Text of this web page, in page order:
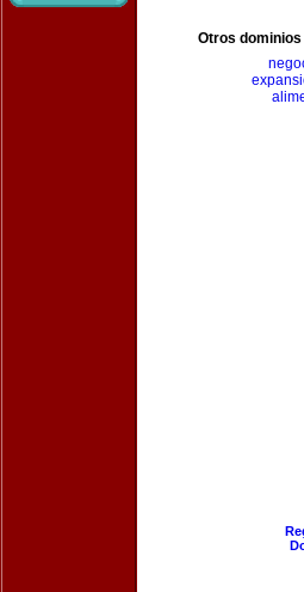
Otros